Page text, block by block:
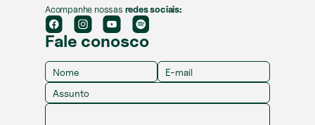
Acompanhe nossas redes sociais:
Fale conosco